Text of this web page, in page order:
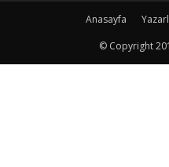
Anasayfa
© Copyright